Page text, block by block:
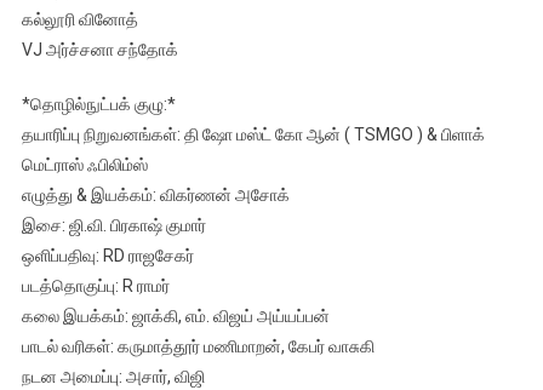
கல்லூரி வினோத்
VJ அர்ச்சனா சந்தோக்
*தொழில்நுட்பக் குழு:*
தயாரிப்பு நிறுவனங்கள்: தி ஷோ மஸ்ட் கோ ஆன் ( TSMGO ) & பிளாக்
மெட்ராஸ் ஃபிலிம்ஸ்
எழுத்து & இயக்கம்: விகர்ணன் அசோக்
இசை: ஜி.வி. பிரகாஷ் குமார்
ஒளிப்பதிவு: RD ராஜசேகர்
படத்தொகுப்பு: R ராமர்
கலை இயக்கம்: ஜாக்கி, எம். விஜய் அய்யப்பன்
பாடல் வரிகள்: கருமாத்தூர் மணிமாறன், கேபர் வாசுகி
நடன அமைப்பு: அசார், விஜி